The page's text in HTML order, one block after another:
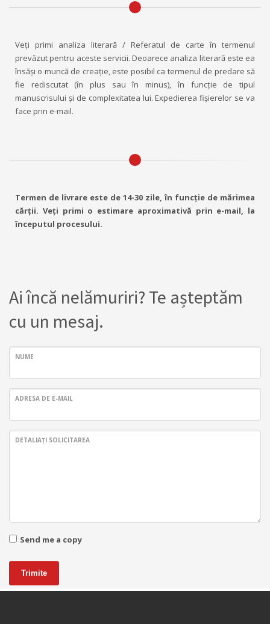
Veţi primi analiza literară / Referatul de carte în termenul
prevăzut pentru aceste servicii. Deoarece analiza literară este ea
însăşi o muncă de creaţie, este posibil ca termenul de predare să
fie rediscutat (în plus sau în minus), în funcţie de tipul
manuscrisului şi de complexitatea lui. Expedierea fișierelor se va
face prin e-mail.
Termen de livrare este de 14-30 zile, în funcţie de mărimea
cărţii. Veţi primi o estimare aproximativă prin e-mail, la
începutul procesului.
Ai încă nelămuriri? Te așteptăm
cu un mesaj.
NUME
ADRESA DE E-MAIL
DETALIAȚI SOLICITAREA
Send me a copy
Trimite